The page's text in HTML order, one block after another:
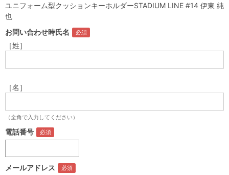
ユニフォーム型クッションキーホルダーSTADIUM LINE #14 伊東 純
也
お問い合わせ時氏名
［姓］
［名］
（全角で入力してください）
電話番号
メールアドレス